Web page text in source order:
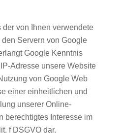
von Ihnen verwendete
Servern von Google
Google Kenntnis
Adresse unsere Website
von Google Web
einer einheitlichen und
unserer Online-
berechtigtes Interesse im
f DSGVO dar.